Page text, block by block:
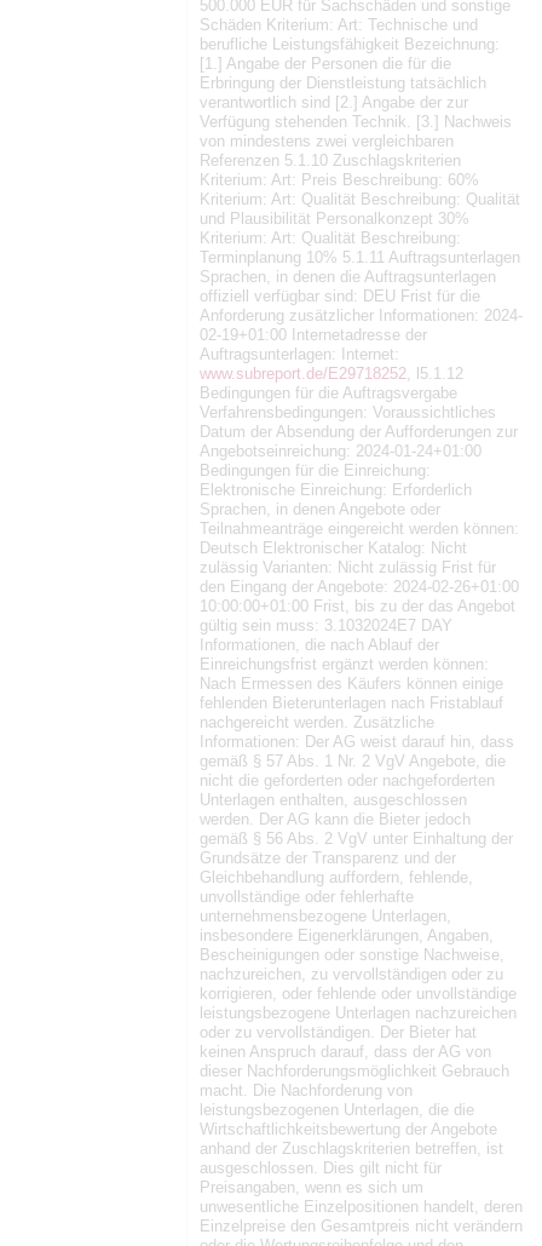
500.000 EUR für Sachschäden und sonstige
Schäden Kriterium: Art: Technische und
berufliche Leistungsfähigkeit Bezeichnung:
[1.] Angabe der Personen die für die
Erbringung der Dienstleistung tatsächlich
verantwortlich sind [2.] Angabe der zur
Verfügung stehenden Technik. [3.] Nachweis
von mindestens zwei vergleichbaren
Referenzen 5.1.10 Zuschlagskriterien
Kriterium: Art: Preis Beschreibung: 60%
Kriterium: Art: Qualität Beschreibung: Qualität
und Plausibilität Personalkonzept 30%
Kriterium: Art: Qualität Beschreibung:
Terminplanung 10% 5.1.11 Auftragsunterlagen
Sprachen, in denen die Auftragsunterlagen
offiziell verfügbar sind: DEU Frist für die
Anforderung zusätzlicher Informationen: 2024-
02-19+01:00 Internetadresse der
Auftragsunterlagen: Internet:
www.subreport.de/E29718252 , l5.1.12
Bedingungen für die Auftragsvergabe
Verfahrensbedingungen: Voraussichtliches
Datum der Absendung der Aufforderungen zur
Angebotseinreichung: 2024-01-24+01:00
Bedingungen für die Einreichung:
Elektronische Einreichung: Erforderlich
Sprachen, in denen Angebote oder
Teilnahmeanträge eingereicht werden können:
Deutsch Elektronischer Katalog: Nicht
zulässig Varianten: Nicht zulässig Frist für
den Eingang der Angebote: 2024-02-26+01:00
10:00:00+01:00 Frist, bis zu der das Angebot
gültig sein muss: 3.1032024E7 DAY
Informationen, die nach Ablauf der
Einreichungsfrist ergänzt werden können:
Nach Ermessen des Käufers können einige
fehlenden Bieterunterlagen nach Fristablauf
nachgereicht werden. Zusätzliche
Informationen: Der AG weist darauf hin, dass
gemäß § 57 Abs. 1 Nr. 2 VgV Angebote, die
nicht die geforderten oder nachgeforderten
Unterlagen enthalten, ausgeschlossen
werden. Der AG kann die Bieter jedoch
gemäß § 56 Abs. 2 VgV unter Einhaltung der
Grundsätze der Transparenz und der
Gleichbehandlung auffordern, fehlende,
unvollständige oder fehlerhafte
unternehmensbezogene Unterlagen,
insbesondere Eigenerklärungen, Angaben,
Bescheinigungen oder sonstige Nachweise,
nachzureichen, zu vervollständigen oder zu
korrigieren, oder fehlende oder unvollständige
leistungsbezogene Unterlagen nachzureichen
oder zu vervollständigen. Der Bieter hat
keinen Anspruch darauf, dass der AG von
dieser Nachforderungsmöglichkeit Gebrauch
macht. Die Nachforderung von
leistungsbezogenen Unterlagen, die die
Wirtschaftlichkeitsbewertung der Angebote
anhand der Zuschlagskriterien betreffen, ist
ausgeschlossen. Dies gilt nicht für
Preisangaben, wenn es sich um
unwesentliche Einzelpositionen handelt, deren
Einzelpreise den Gesamtpreis nicht verändern